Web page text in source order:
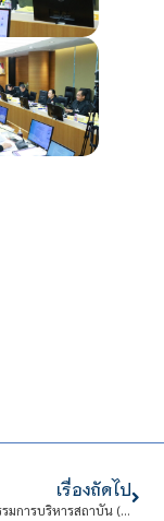
เรื่องถัดไป
ประชุมคณะกรรมการบริหารสถาบัน (กบส.) ครั้งที่ 92